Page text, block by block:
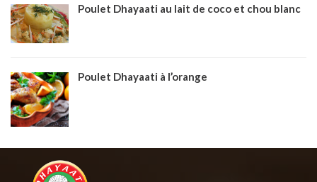
Poulet Dhayaati au lait de coco et chou blanc
Poulet Dhayaati à l’orange